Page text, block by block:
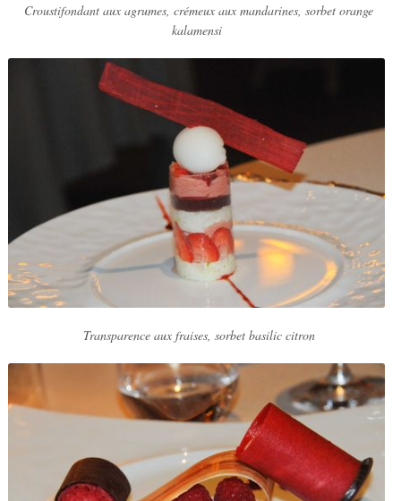
Croustifondant aux agrumes, crémeux aux mandarines, sorbet orange
kalamensi
Transparence aux fraises, sorbet basilic citron